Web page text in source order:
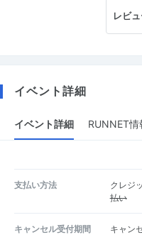
レビ
イベント詳細
イベント詳細 RUNNET情
支払い方法 クレジ
払い
キャンセル受付期間 キャン